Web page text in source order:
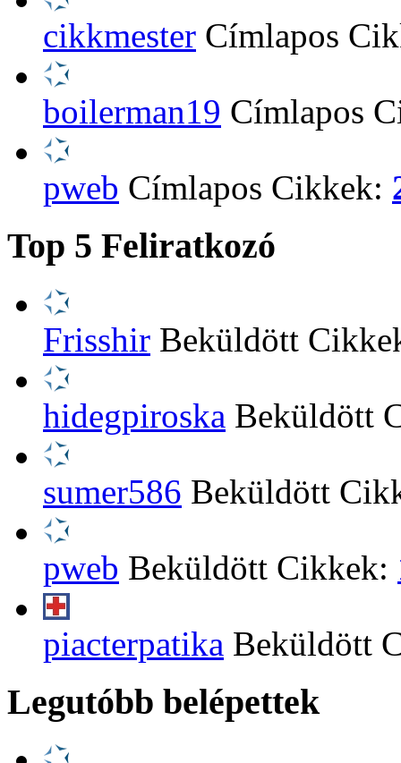
cikkmester Címlapos
boilerman19 Címlapos
pweb Címlapos Cikkek:
Top 5 Feliratkozó
Frisshir Beküldött
hidegpiroska Beküldött
sumer586 Beküldött
pweb Beküldött Cikkek:
piacterpatika Beküldött
Legutóbb belépettek